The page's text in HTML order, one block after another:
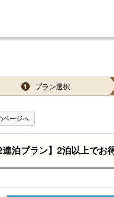
1 プラン選択
ページへ
2連泊プラン】2泊以上で